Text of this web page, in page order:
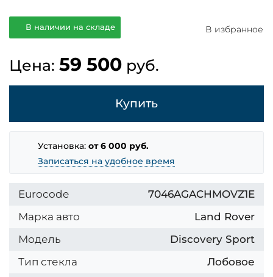
В наличии на складе В избранное
Цена: 59 500 руб.
Купить
Установка:от 6 000 руб.
Записаться на удобное время
Eurocode
7046AGACHMOVZ1E
Марка авто
Land Rover
Модель
Discovery Sport
Тип стекла
Лобовое